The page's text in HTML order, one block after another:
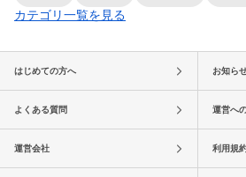
カテゴリ一覧を見る
はじめての方へ お知ら
よくある質問 運営へ
運営会社 利用規